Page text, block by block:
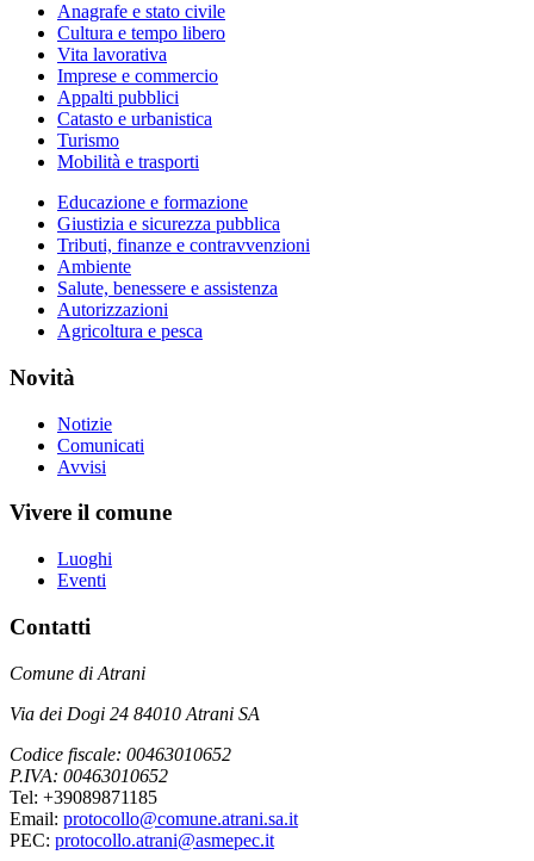
Anagrafe e stato civile
Cultura e tempo libero
Vita lavorativa
Imprese e commercio
Appalti pubblici
Catasto e urbanistica
Turismo
Mobilità e trasporti
Educazione e formazione
Giustizia e sicurezza pubblica
Tributi, finanze e contravvenzioni
Ambiente
Salute, benessere e assistenza
Autorizzazioni
Agricoltura e pesca
Novità
Notizie
Comunicati
Avvisi
Vivere il comune
Luoghi
Eventi
Contatti
Comune di Atrani
Via dei Dogi 24 84010 Atrani SA
Codice fiscale: 00463010652
P.IVA: 00463010652
Tel: +39089871185
Email: protocollo@comune.atrani.sa.it
PEC: protocollo.atrani@asmepec.it